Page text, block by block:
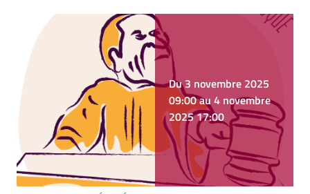
Du 3 novembre 2025
09:00 au 4 novembre
2025 17:00